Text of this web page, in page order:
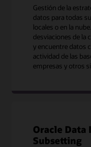
Gestión de la
datos para todas
locales o en la
desviaciones de la
y encuentre datos
actividad de las
empresas y otros
Oracle Data
Subsetting